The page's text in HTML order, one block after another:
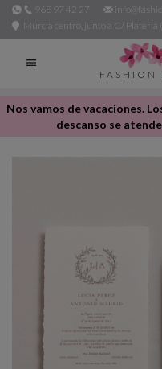
968 97 42 27
Murcia centro, junto a C/ Platería

FASHION
Nos vamos de vacaciones.
descanso se